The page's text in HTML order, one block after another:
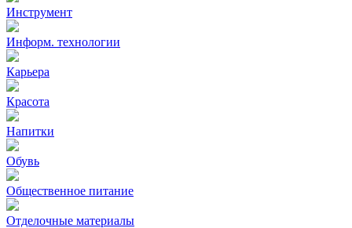
Инструмент
Информ. технологии
Карьера
Красота
Напитки
Обувь
Общественное питание
Отделочные материалы